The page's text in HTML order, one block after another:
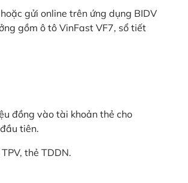
gửi online trên ứng dụng BIDV
gồm ô tô VinFast VF7, sổ tiết
đồng vào tài khoản thẻ cho
tiên.
thẻ TDDN.